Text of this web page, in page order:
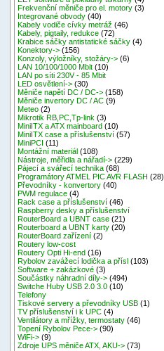
Frekvenční měniče pro el. motory (3)
Integrované obvody (40)
Kabely vodiče cívky metráž (46)
Kabely, pigtaily, redukce (72)
Krabice sáčky antistatické sáčky (4)
Konektory-> (156)
Konzoly, výložníky, stožáry-> (6)
LAN 10/100/1000 Mbit (10)
LAN po síti 230V - 85 Mbit
LED osvětlení-> (30)
Měniče napětí DC / DC-> (158)
Měniče invertory DC / AC (9)
Meteo (2)
Mikrotik RB,PC,Tp-link (3)
MiniITX a ATX mainboard (10)
MiniITX case a příslušenství (57)
MiniPCI (11)
Montážní materiál (108)
Nástroje, měřidla a nářadí-> (229)
Pájecí a svářecí technika (68)
Programátory ATMEL PIC AVR FLASH (28)
Převodníky - konvertory (40)
PWM regulace (4)
Rack case a příslušenství (46)
Raspberry desky a příslušenství
RouterBoard a UBNT case (21)
Routerboard a UBNT karty (20)
RouterBoard zařízení (2)
Routery low-cost
Routery Opti Hi-end (16)
Rybolov zavážecí lodička a přísl (103)
Software + zakázkové (3)
Součástky náhradní díly-> (494)
Switche Huby USB 2.0 3.0 (10)
Telefony
Tiskové servery a převodníky USB (1)
TV příslušenství i k UPC (4)
Ventilátory a mřížky, termostaty (46)
Topení Rybolov Pece-> (90)
WiFi-> (9)
Zdroje UPS měniče ATX, AKU-> (73)